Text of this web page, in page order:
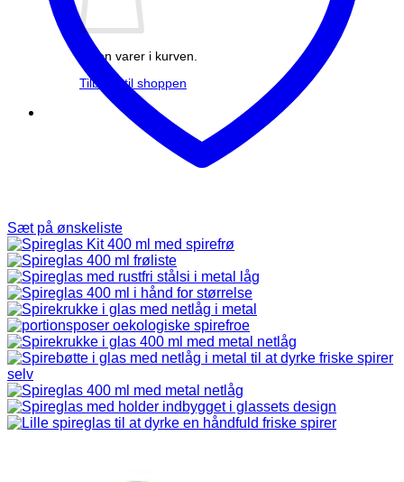
Ingen varer i kurven.
Tilbage til shoppen
Sæt på ønskeliste